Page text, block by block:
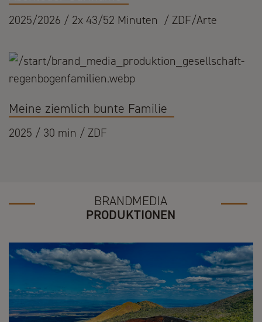
2025/2026 / 2x 43/52 Minuten / ZDF/Arte
Meine ziemlich bunte Familie
2025 / 30 min / ZDF
BRANDMEDIA
PRODUKTIONEN